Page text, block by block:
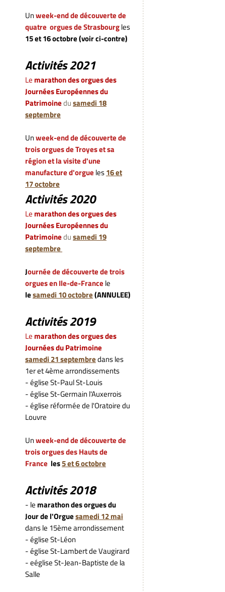
Unweek-end de découverte de
quatre orgues de Strasbourgles
15 et 16 octobre (voir ci-contre)
Activités 2021
Le marathon des orgues des
Journées Européennes du
Patrimoinedusamedi 18
septembre
Unweek-end de découverte de
trois orgues de Troyes et sa
région et la visite d'une
manufacture d'orgue les16 et
17 octobre
Activités 2020
Le marathon des orgues des
Journées Européennes du
Patrimoinedusamedi 19
septembre
Journée de découverte de trois
orgues en Ile-de-France le
lesamedi 10 octobre(ANNULEE)
Activités 2019
Le marathon des orgues des
Journées du Patrimoine
samedi 21 septembredans les
1er et 4ème arrondissements
- église St-Paul St-Louis
- église St-Germain l'Auxerrois
- église réformée de l'Oratoire du
Louvre
Unweek-end de découverte de
troisorgues des Hauts de
France les5 et 6 octobre
Activités 2018
- le marathon des orgues du
Jour de l'Orguesamedi 12 mai
dans le 15ème arrondissement
- église St-Léon
- église St-Lambert de Vaugirard
- eéglise St-Jean-Baptiste de la
Salle